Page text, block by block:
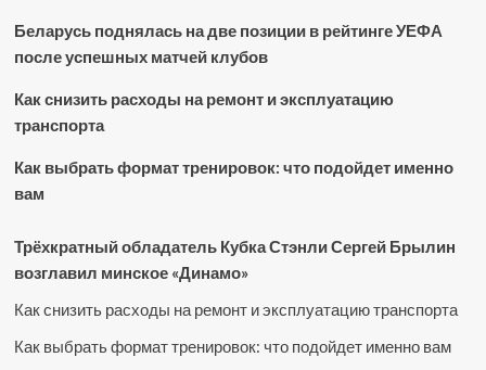
Беларусь поднялась на две позиции в рейтинге УЕФА
после успешных матчей клубов
Как снизить расходы на ремонт и эксплуатацию
транспорта
Как выбрать формат тренировок: что подойдет именно
вам
Трёхкратный обладатель Кубка Стэнли Сергей Брылин
возглавил минское «Динамо»
Как снизить расходы на ремонт и эксплуатацию транспорта
Как выбрать формат тренировок: что подойдет именно вам